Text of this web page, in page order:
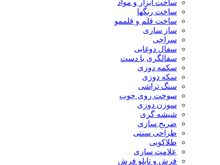
ساخت ابزار و مواد
ساخت رنگها
ساخت قلم و قلممو
ساز سازی
سراجی
سفال دوغابی
سفالگری با دست
سکمه دوزی
سکه دوزی
سنگ تراشی
سوخت روی چوب
سوزن دوزی
شیشه گری
ضریح سازی
طراحی سنتی
طلاکوبی
علامت سازی
فرش و تابلو فرش